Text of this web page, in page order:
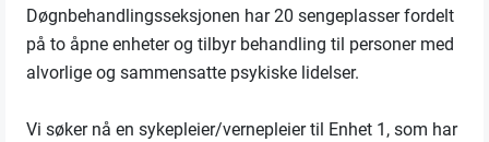
Døgnbehandlingsseksjonen har 20 sengeplasser fordelt
på to åpne enheter og tilbyr behandling til personer med
alvorlige og sammensatte psykiske lidelser.
Vi søker nå en sykepleier/vernepleier til Enhet 1, som har